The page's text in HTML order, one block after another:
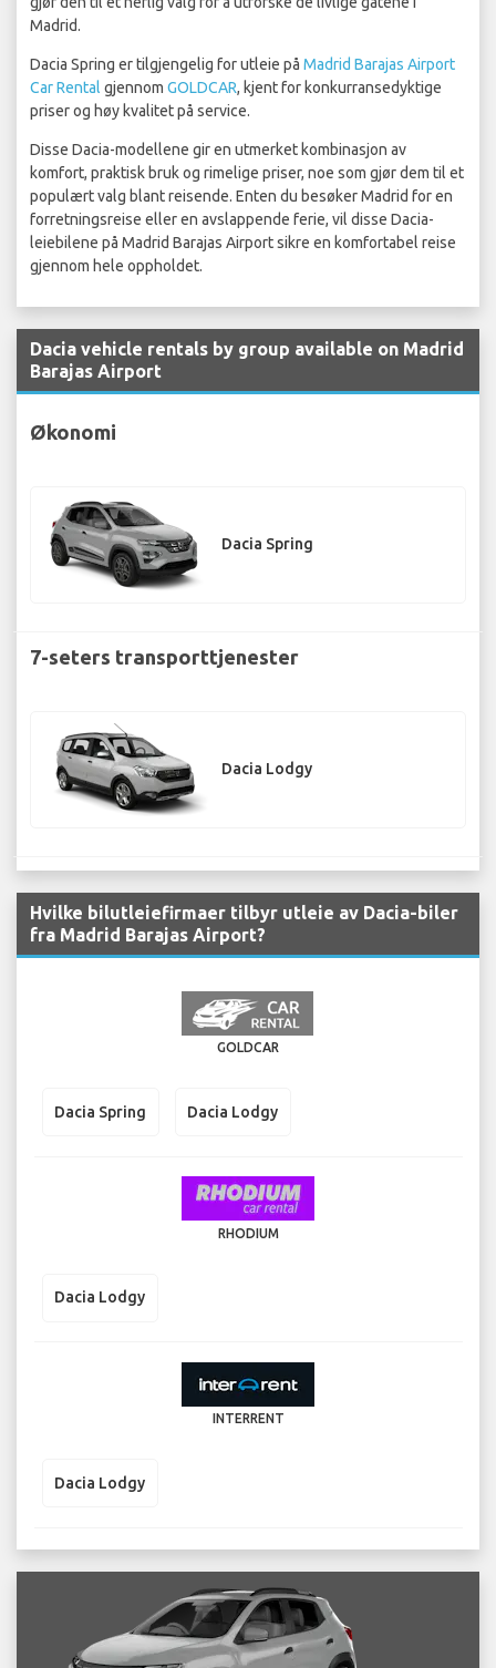
Madrid.
Dacia Spring er tilgjengelig for utleie på Madrid Barajas Airport
Car Rental gjennom GOLDCAR, kjent for konkurransedyktige
priser og høy kvalitet på service.
Disse Dacia-modellene gir en utmerket kombinasjon av
komfort, praktisk bruk og rimelige priser, noe som gjør dem til et
populært valg blant reisende. Enten du besøker Madrid for en
forretningsreise eller en avslappende ferie, vil disse Dacia-
leiebilene på Madrid Barajas Airport sikre en komfortabel reise
gjennom hele oppholdet.
Dacia vehicle rentals by group available on Madrid
Barajas Airport
Økonomi
Dacia Spring
7-seters transporttjenester
Dacia Lodgy
Hvilke bilutleiefirmaer tilbyr utleie av Dacia-biler
fra Madrid Barajas Airport?
GOLDCAR
Dacia Spring Dacia Lodgy
RHODIUM
Dacia Lodgy
INTERRENT
Dacia Lodgy